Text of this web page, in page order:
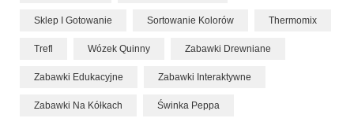
Sklep I Gotowanie Sortowanie Kolorów Thermomix
Trefl Wózek Quinny Zabawki Drewniane
Zabawki Edukacyjne Zabawki Interaktywne
Zabawki Na Kółkach Świnka Peppa